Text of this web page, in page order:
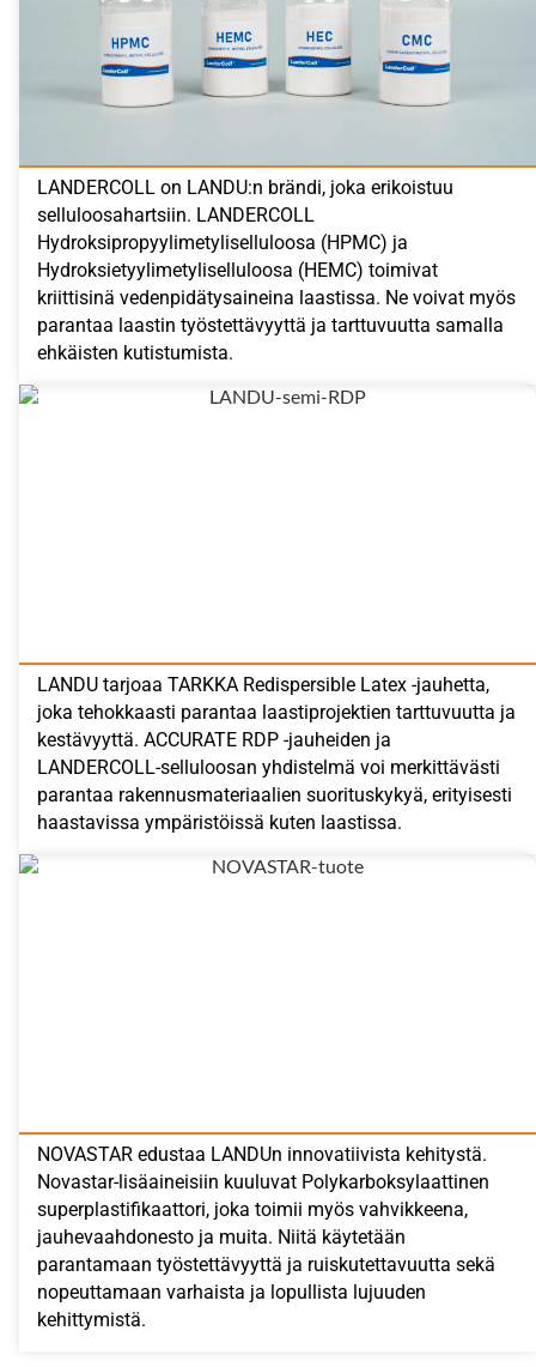
LANDERCOLL on LANDU:n brändi, joka erikoistuu
selluloosahartsiin. LANDERCOLL
Hydroksipropyylimetyliselluloosa (HPMC) ja
Hydroksietyylimetyliselluloosa (HEMC) toimivat
kriittisinä vedenpidätysaineina laastissa. Ne voivat myös
parantaa laastin työstettävyyttä ja tarttuvuutta samalla
ehkäisten kutistumista.
LANDU tarjoaa TARKKA Redispersible Latex -jauhetta,
joka tehokkaasti parantaa laastiprojektien tarttuvuutta ja
kestävyyttä. ACCURATE RDP -jauheiden ja
LANDERCOLL-selluloosan yhdistelmä voi merkittävästi
parantaa rakennusmateriaalien suorituskykyä, erityisesti
haastavissa ympäristöissä kuten laastissa.
NOVASTAR edustaa LANDUn innovatiivista kehitystä.
Novastar-lisäaineisiin kuuluvat Polykarboksylaattinen
superplastifikaattori, joka toimii myös vahvikkeena,
jauhevaahdonesto ja muita. Niitä käytetään
parantamaan työstettävyyttä ja ruiskutettavuutta sekä
nopeuttamaan varhaista ja lopullista lujuuden
kehittymistä.